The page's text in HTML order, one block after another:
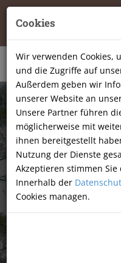
Cookies
Wir verwenden Cookies,
und die Zugriffe auf
Außerdem geben wir
unserer Website an
Unsere Partner führen
möglicherweise mit
ihnen bereitgestellt
Nutzung der Dienste
Akzeptieren stimmen
Innerhalb der
Cookies managen.
|